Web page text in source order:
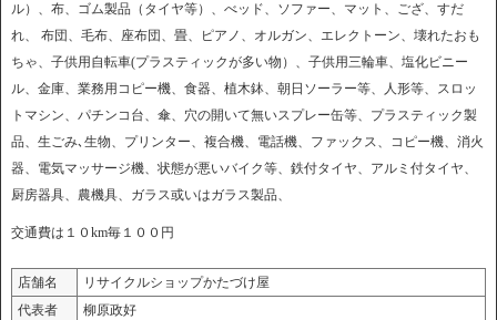
ル）、布、ゴム製品（タイヤ等）、べッド、ソファー、マット、ござ、すだ
れ、 布団、毛布、座布団、畳、ピアノ、オルガン、エレクトーン、壊れたおも
ちゃ、子供用自転車(プラスティックが多い物）、子供用三輪車、塩化ビニー
ル、金庫、業務用コピー機、食器、植木鉢、朝日ソーラー等、人形等、スロッ
トマシン、パチンコ台、傘、穴の開いて無いスプレー缶等、プラスティック製
品、生ごみ､生物、プリンター、複合機、電話機、ファックス、コピー機、消火
器、電気マッサージ機、状態が悪いバイク等、鉄付タイヤ、アルミ付タイヤ、
厨房器具、農機具、ガラス或いはガラス製品、
交通費は１０km毎１００円
店舗名
リサイクルショップかたづけ屋
代表者
柳原政好